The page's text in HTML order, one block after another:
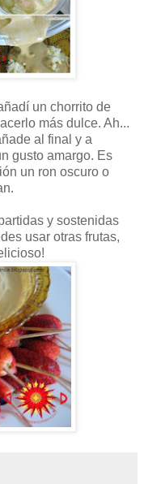
un chorrito de
más dulce. Ah...
al final y a
gusto amargo. Es
un ron oscuro o
y sostenidas
usar otras frutas,